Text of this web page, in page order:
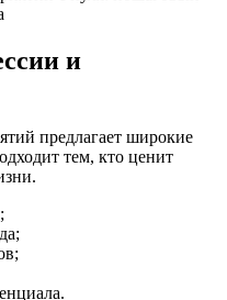
и
предлагает широкие
тем, кто ценит